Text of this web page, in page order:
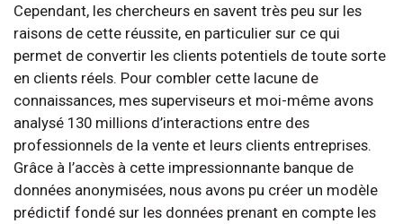
Cependant, les chercheurs en savent très peu sur les
raisons de cette réussite, en particulier sur ce qui
permet de convertir les clients potentiels de toute sorte
en clients réels. Pour combler cette lacune de
connaissances, mes superviseurs et moi-même avons
analysé 130 millions d’interactions entre des
professionnels de la vente et leurs clients entreprises.
Grâce à l’accès à cette impressionnante banque de
données anonymisées, nous avons pu créer un modèle
prédictif fondé sur les données prenant en compte les